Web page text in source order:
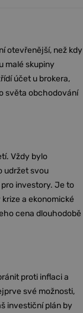
otevřenější, než kdy
malé skupiny
účet u brokera,
světa obchodování
Vždy bylo
udržet svou
investory. Je to
a ekonomické
cena dlouhodobě
proti inflaci a
své možnosti,
investiční plán by